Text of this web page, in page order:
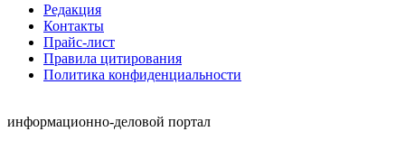
Редакция
Контакты
Прайс-лист
Правила цитирования
Политика конфиденциальности
информационно-деловой портал